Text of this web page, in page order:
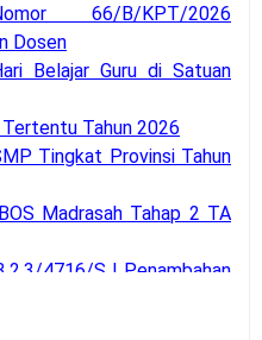
66/B/KPT/2026
Dosen
Belajar Guru di Satuan
Tertentu Tahun 2026
Tingkat Provinsi Tahun
Madrasah Tahap 2 TA
4716/SJ Penambahan
Prasarana pada Dapodik